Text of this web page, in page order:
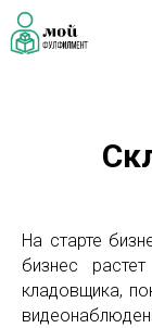
На старте
бизнес
кладовщика,